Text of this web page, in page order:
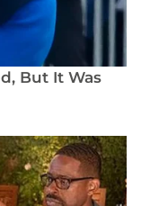
e
por
Moderna,
657, 1998.
Haematol
D.;